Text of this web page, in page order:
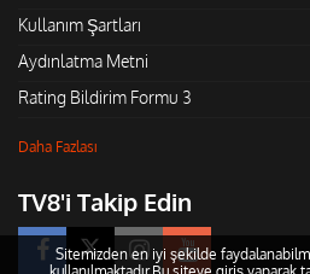
Kullanım Şartları
Aydınlatma Metni
Rating Bildirim Formu 3
Daha Fazlası
TV8'i Takip Edin
Sitemizden en iyi şekilde